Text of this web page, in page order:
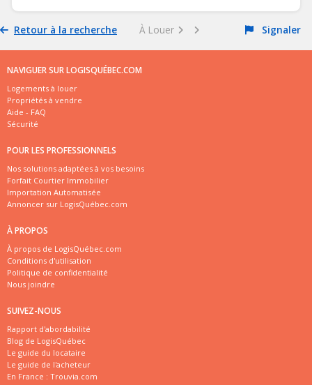
Retour à la recherche À Louer Signaler
NAVIGUER SUR LOGISQUÉBEC.COM
Logements à louer
Propriétés à vendre
Aide - FAQ
Sécurité
POUR LES PROFESSIONNELS
Nos solutions adaptées à vos besoins
Forfait Courtier Immobilier
Importation Automatisée
Annoncer sur LogisQuébec.com
À PROPOS
À propos de LogisQuébec.com
Conditions d'utilisation
Politique de confidentialité
Nous joindre
SUIVEZ-NOUS
Rapport d'abordabilité
Blog de LogisQuébec
Le guide du locataire
Le guide de l'acheteur
En France : Trouvia.com